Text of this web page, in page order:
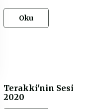
Oku
Terakki'nin Sesi
2020